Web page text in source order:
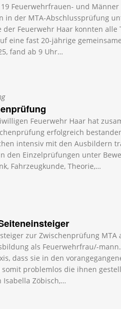
Feuerwehrfrauen- und
in der MTA-Abschlussprüfung
Feuerwehr Haar konnten
eine fast 20-jährige
fand ab 9 Uhr…
Feuerwehr Haar hat
erfolgreich
intensiv mit den Ausbildern
den Einzelprüfungen unter
Fahrzeugkunde, Theorie,…
zur Zwischenprüfung
als Feuerwehrfrau/-
dass sie in den
problemlos die ihnen
Isabella Zöbisch,…